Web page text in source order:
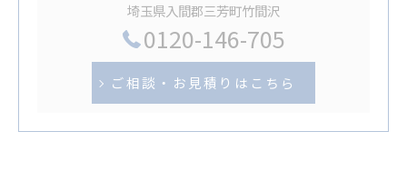
埼玉県入間郡三芳町竹間沢
0120-146-705
ご相談・お見積りはこちら